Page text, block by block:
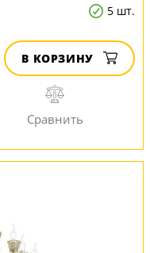
5 шт.
В КОРЗИНУ